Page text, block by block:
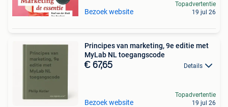
Bezoek website
Topadvertentie
19 jul 26
Principes van marketing, 9e editie met
MyLab NL toegangscode
€ 67,65 Details
Bezoek website
Topadvertentie
19 jul 26